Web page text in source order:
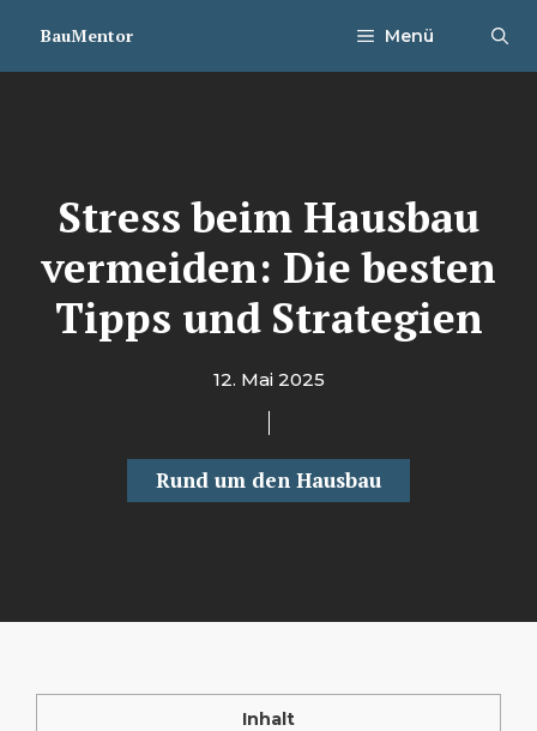
InhaltBauMentor Menü
Stress beim Hausbau
vermeiden: Die besten
Tipps und Strategien
12. Mai 2025
Rund um den Hausbau
Inhalt